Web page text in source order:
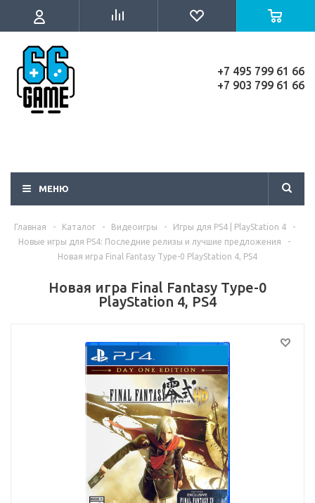
+7 495 799 61 66
+7 903 799 61 66
МЕНЮ
Главная - Каталог - Видеоигры - Игры для PS4 | PlayStation 4
-
Новые игры для PS4: Последние релизы и лучшие предложения
-
Новая игра Final Fantasy Type-0 PlayStation 4, PS4
Новая игра Final Fantasy Type-0
PlayStation 4, PS4